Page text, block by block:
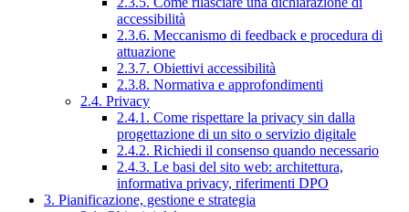
accessibilità
2.3.6. Meccanismo di feedback e procedura di
attuazione
2.3.7. Obiettivi accessibilità
2.3.8. Normativa e approfondimenti
2.4. Privacy
2.4.1. Come rispettare la privacy sin dalla
progettazione di un sito o servizio digitale
2.4.2. Richiedi il consenso quando necessario
2.4.3. Le basi del sito web: architettura,
informativa privacy, riferimenti DPO
3. Pianificazione, gestione e strategia